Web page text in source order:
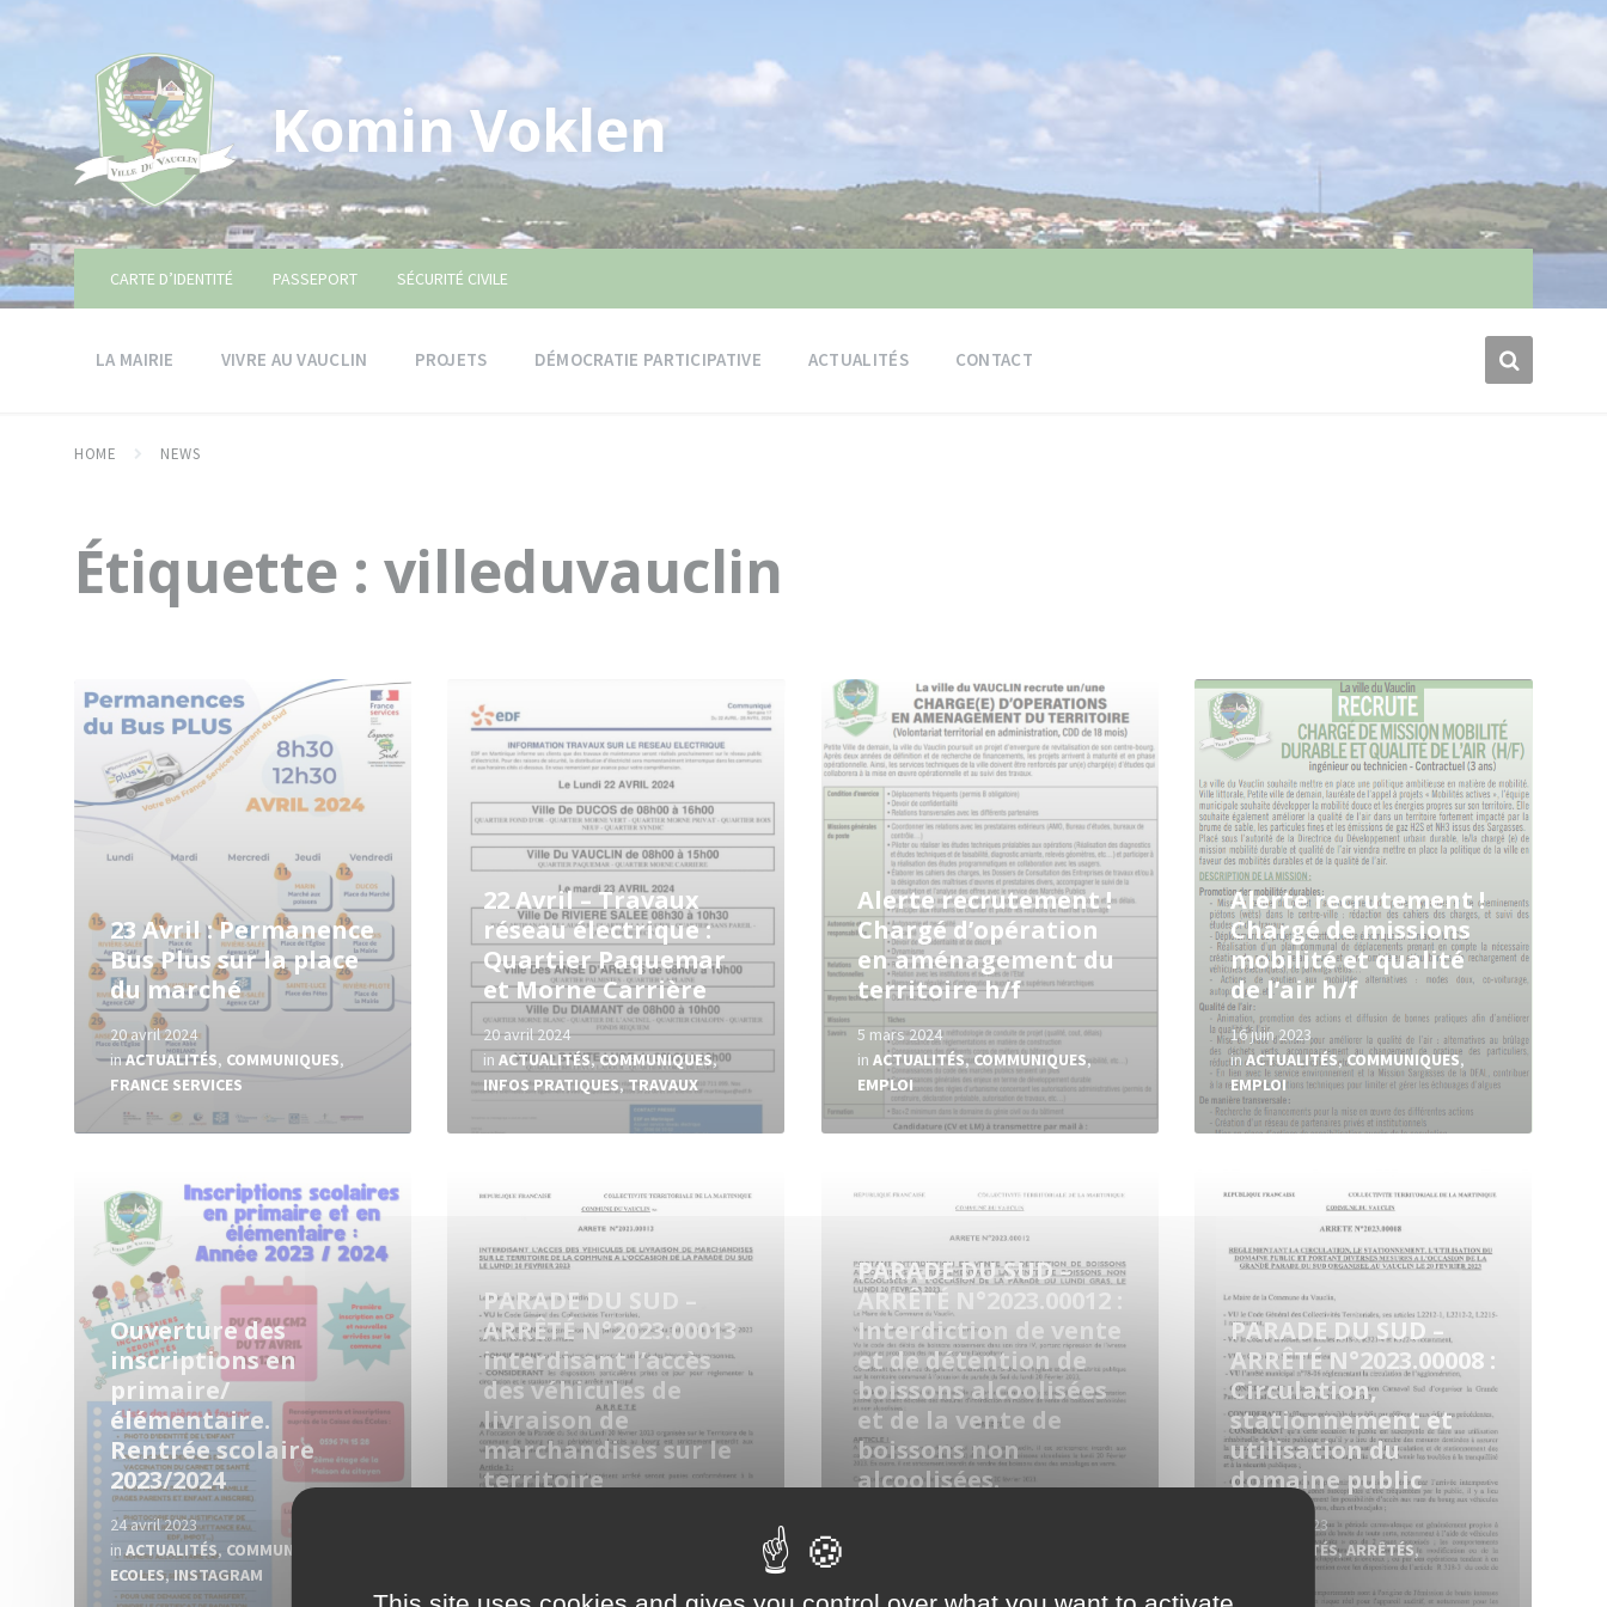
Komin Voklen
CARTE D’IDENTITÉ PASSEPORT SÉCURITÉ CIVILE
LA MAIRIE VIVRE AU VAUCLIN PROJETS DÉMOCRATIE PARTICIPATIVE ACTUALITÉS CONTACT
HOME NEWS
Étiquette : villeduvauclin
23 Avril : Permanence
Bus Plus sur la place
du marché
20 avril 2024
inACTUALITÉS, COMMUNIQUES,
FRANCE SERVICES
Read
More
22 Avril – Travaux
réseau électrique :
Quartier Paquemar
et Morne Carrière
20 avril 2024
inACTUALITÉS,COMMUNIQUES,
INFOS PRATIQUES,TRAVAUX
More
Alerte recrutement !
Chargé d’opération
en aménagement du
territoire h/f
5 mars 2024
in ACTUALITÉS,COMMUNIQUES,
EMPLOI
Read
More
Alerte recrutement !
Chargé de missions
mobilité et qualité
de l’air h/f
16 juin 2023
inACTUALITÉS,COMMUNIQUES,
EMPLOI
Read
More
Ouverture des
inscriptions en
primaire/
élémentaire.
Rentrée scolaire
2023/2024
24 avril 2023
inACTUALITÉS, COMMUNIQUES
ECOLES,INSTAGRAM
More
PARADE DU SUD –
ARRÊTÉ N°2023.00013
interdisant l’accès
des véhicules de
livraison de
marchandises sur le
territoire
More
PARADE DU SUD –
ARRÊTÉ N°2023.00012 :
Interdiction de vente
et de détention de
boissons alcoolisées
et de la vente de
boissons non
alcoolisées.
More
PARADE DU SUD –
ARRÊTÉ N°2023.00008 :
Circulation,
stationnement et
utilisation du
domaine public
9 février 2023
ACTUALITÉS,ARRÊTÉS,
More